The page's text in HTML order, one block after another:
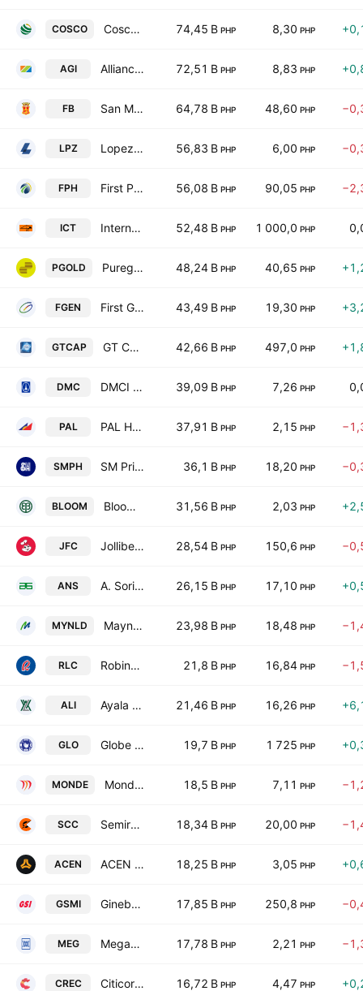
COSCO Cosco Capital, Inc. 74,45 B PHP 8,30 PHP
AGI Alliance Global Group Inc. 72,51 B PHP 8,83 PHP
FB San Miguel Food & Beverage, Inc. 64,78 B PHP 48,60 PHP
LPZ Lopez Holdings Corporation 56,83 B PHP 6,00 PHP
FPH First Philippine Holdings Corporation 56,08 B PHP 90,05 PHP
ICT International Container Terminal Services, Inc. 52,48 B PHP 1 000,0 PHP
PGOLD Puregold Price Club Inc. 48,24 B PHP 40,65 PHP
FGEN First Gen Corporation 43,49 B PHP 19,30 PHP
GTCAP GT Capital Holdings, Inc. 42,66 B PHP 497,0 PHP
DMC DMCI Holdings Inc. 39,09 B PHP 7,26 PHP
PAL PAL Holdings, Inc. 37,91 B PHP 2,15 PHP
SMPH SM Prime Holdings, Inc. 36,1 B PHP 18,20 PHP
BLOOM Bloomberry Resorts Corporation 31,56 B PHP 2,03 PHP
JFC Jollibee Foods Corp. 28,54 B PHP 150,6 PHP
ANS A. Soriano Corp. 26,15 B PHP 17,10 PHP
MYNLD Maynilad Water Services, Inc. 23,98 B PHP 18,48 PHP
RLC Robinsons Land Corp. 21,8 B PHP 16,84 PHP
ALI Ayala Land Inc. 21,46 B PHP 16,26 PHP
GLO Globe Telecom Inc. 19,7 B PHP 1 725 PHP
MONDE Monde Nissin Corp. 18,5 B PHP 7,11 PHP
SCC Semirara Mining & Power Corp. 18,34 B PHP 20,00 PHP
ACEN ACEN Corporation 18,25 B PHP 3,05 PHP
GSMI Ginebra San Miguel, Inc. 17,85 B PHP 250,8 PHP
MEG Megaworld Corp. 17,78 B PHP 2,21 PHP
CREC Citicore Renewable Energy Corp. 16,72 B PHP 4,47 PHP